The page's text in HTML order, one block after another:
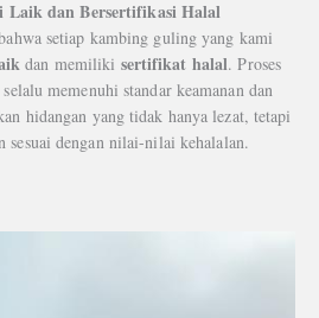
Laik dan Bersertifikasi Halal
setiap kambing guling yang kami
dan memiliki sertifikat halal. Proses
memenuhi standar keamanan dan
hidangan yang tidak hanya lezat, tetapi
sesuai dengan nilai-nilai kehalalan.